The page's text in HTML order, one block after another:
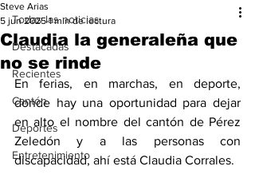
Todas las noticias
Destacadas
Recientes
Cantón
Deportes
Entretenimiento
Claudia la generaleña que
no se rinde
Steve Arias
5 jun 2025 1 min de lectura
En ferias, en marchas, en deporte,
donde hay una oportunidad para dejar
en alto el nombre del cantón de Pérez
Zeledón y a las personas con
discapacidad, ahí está Claudia Corrales.